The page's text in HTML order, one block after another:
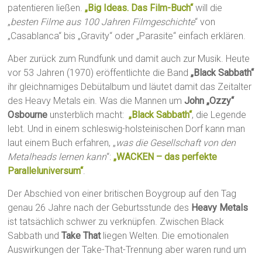
patentieren ließen.„Big Ideas. Das Film-Buch“will die
„besten Filme aus 100 Jahren Filmgeschichte“ von
„Casablanca“ bis „Gravity“ oder „Parasite“ einfach erklären.
Aber zurück zum Rundfunk und damit auch zur Musik. Heute
vor 53 Jahren (1970) eröffentlichte die Band„Black Sabbath“
ihr gleichnamiges Debütalbum und läutet damit das Zeitalter
des Heavy Metals ein. Was die Mannen umJohn „Ozzy“
Osbourne unsterblich macht:„Black Sabbath“, die Legende
lebt. Und in einem schleswig-holsteinischen Dorf kann man
laut einem Buch erfahren, „was die Gesellschaft von den
Metalheads lernen kann“:„WACKEN – das perfekte
Paralleluniversum“.
Der Abschied von einer britischen Boygroup auf den Tag
genau 26 Jahre nach der Geburtsstunde des Heavy Metals
ist tatsächlich schwer zu verknüpfen. Zwischen Black
Sabbath undTake Thatliegen Welten. Die emotionalen
Auswirkungen der Take-That-Trennung aber waren rund um